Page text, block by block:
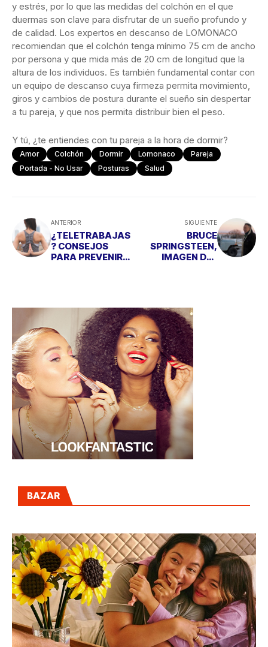
y estrés, por lo que las medidas del colchón en el que
duermas son clave para disfrutar de un sueño profundo y
de calidad. Los expertos en descanso de LOMONACO
recomiendan que el colchón tenga mínimo 75 cm de ancho
por persona y que mida más de 20 cm de longitud que la
altura de los individuos. Es también fundamental contar con
un equipo de descanso cuya firmeza permita movimiento,
giros y cambios de postura durante el sueño sin despertar
a tu pareja, y que nos permita distribuir bien el peso.
Y tú, ¿te entiendes con tu pareja a la hora de dormir?
Amor Colchón Dormir Lomonaco
Pareja
Portada - No Usar
Posturas Salud
ANTERIOR
¿TELETRABAJAS
? CONSEJOS
PARA PREVENIR
SIGUIENTE
BRUCE
SPRINGSTEEN,
IMAGEN DEL
BAZAR